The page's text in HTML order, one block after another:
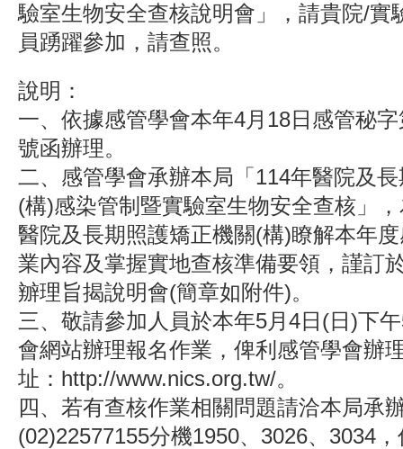
驗室生物安全查核說明會」，請貴院/實
員踴躍參加，請查照。
說明：
一、依據感管學會本年4月18日感管秘
號函辦理。
二、感管學會承辦本局「114年醫院及
(構)感染管制暨實驗室生物安全查核」
醫院及長期照護矯正機關(構)瞭解本年
業內容及掌握實地查核準備要領，謹訂
辧理旨揭說明會(簡章如附件)。
三、敬請參加人員於本年5月4日(日)下
會網站辦理報名作業，俾利感管學會辦
址：http://www.nics.org.tw/。
四、若有查核作業相關問題請洽本局承
(02)22577155分機1950、3026、3034